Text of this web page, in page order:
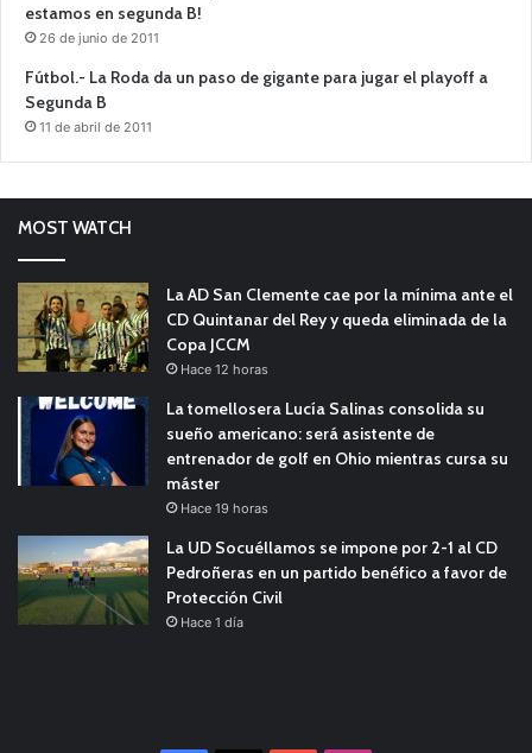
estamos en segunda B!
26 de junio de 2011
Fútbol.- La Roda da un paso de gigante para jugar el playoff a
Segunda B
11 de abril de 2011
MOST WATCH
La AD San Clemente cae por la mínima ante el
CD Quintanar del Rey y queda eliminada de la
Copa JCCM
Hace 12 horas
La tomellosera Lucía Salinas consolida su
sueño americano: será asistente de
entrenador de golf en Ohio mientras cursa su
máster
Hace 19 horas
La UD Socuéllamos se impone por 2-1 al CD
Pedroñeras en un partido benéfico a favor de
Protección Civil
Hace 1 día